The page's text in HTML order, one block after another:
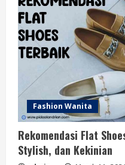
Fashion Wanita
Rekomendasi Flat
Stylish, dan Kekinian